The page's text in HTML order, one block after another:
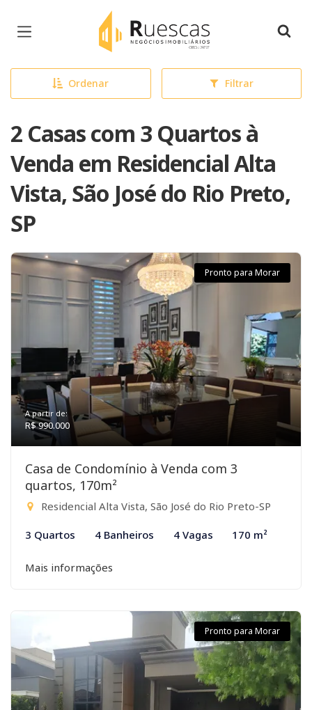
Página inicial
Ordenar Filtrar
2 Casas com 3 Quartos à
Venda em Residencial Alta
Vista, São José do Rio Preto,
SP
Pronto para Morar
A partir de:
R$ 990.000
Casa de Condomínio à Venda com 3
quartos, 170m²
Residencial Alta Vista, São José do Rio Preto-SP
3 Quartos 4 Banheiros 4 Vagas 170 m²
Mais informações
Pronto para Morar